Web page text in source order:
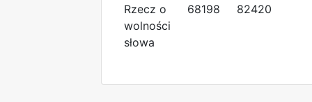
Rzecz o
wolności
słowa
68198 82420